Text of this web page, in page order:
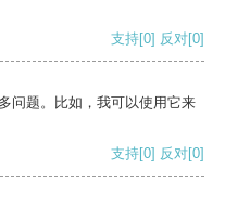
支持[0] 反对[0]
问题。比如，我可以使用它来
支持[0] 反对[0]